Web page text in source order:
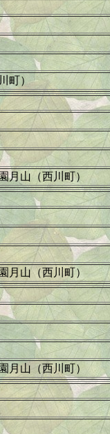
町）
月山（西川町）
月山（西川町）
月山（西川町）